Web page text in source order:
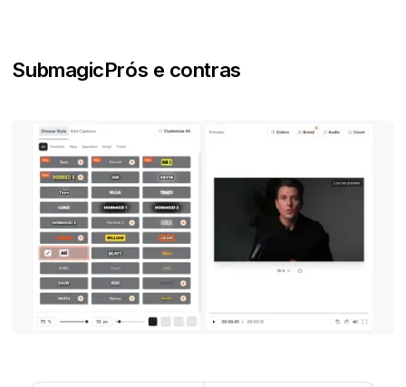
SubmagicPrós e contras